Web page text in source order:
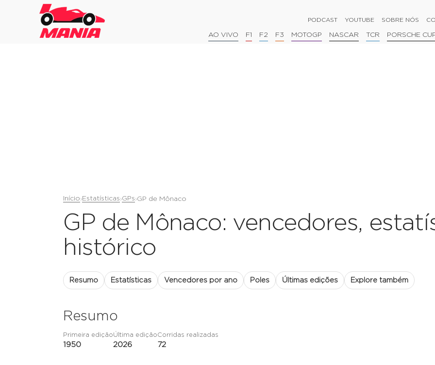
PODCAST YOUTUBE SOBRE NÓS
AO VIVO F1 F2 F3 MOTOGP NASCAR TCR PORSCHE
Início›Estatísticas›GPs›GP de Mônaco
GP de Mônaco: vencedores,
histórico
Resumo Estatísticas Vencedores por ano Poles Últimas edições Explore também
Resumo
Primeira edição
1950
Última edição
2026
Corridas realizadas
72